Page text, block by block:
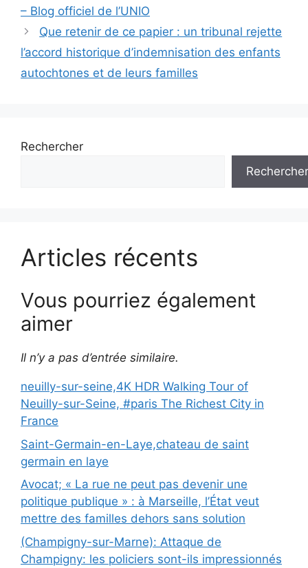
des
articles
– Blog officiel de l’UNIO
Que retenir de ce papier : un tribunal rejette
l’accord historique d’indemnisation des enfants
autochtones et de leurs familles
Rechercher
Rechercher
Articles récents
Vous pourriez également
aimer
Il n’y a pas d’entrée similaire.
neuilly-sur-seine,4K HDR Walking Tour of
Neuilly-sur-Seine, #paris The Richest City in
France
Saint-Germain-en-Laye,chateau de saint
germain en laye
Avocat; « La rue ne peut pas devenir une
politique publique » : à Marseille, l’État veut
mettre des familles dehors sans solution
(Champigny-sur-Marne): Attaque de
Champigny: les policiers sont-ils impressionnés